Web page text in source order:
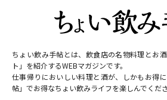
ちょい飲み手帖とは、飲食店の名物料理とお
ト」を紹介するWEBマガジンです。
仕事帰りにおいしい料理と酒が、しかもお得
帖」でお得なちょい飲みライフを楽しんでくださ